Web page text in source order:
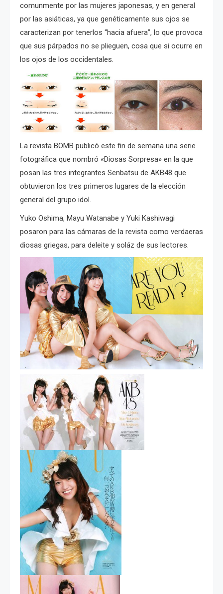
comunmente por las mujeres japonesas, y en general
por las asiáticas, ya que genéticamente sus ojos se
caracterizan por tenerlos “hacia afuera”, lo que provoca
que sus párpados no se plieguen, cosa que si ocurre en
los ojos de los occidentales.
La revista BOMB publicó este fin de semana una serie
fotográfica que nombró «Diosas Sorpresa» en la que
posan las tres integrantes Senbatsu de AKB48 que
obtuvieron los tres primeros lugares de la elección
general del grupo idol.
Yuko Oshima, Mayu Watanabe y Yuki Kashiwagi
posaron para las cámaras de la revista como verdaeras
diosas griegas, para deleite y soláz de sus lectores.